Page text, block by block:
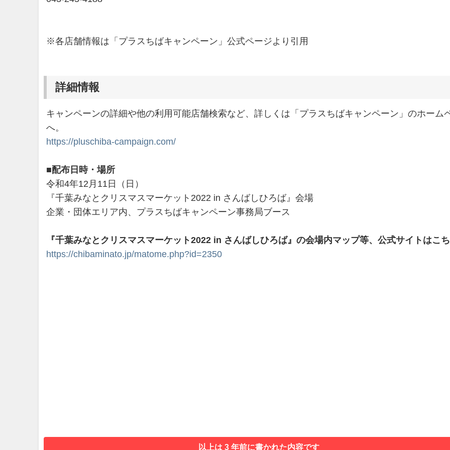
※各店舗情報は「プラスちばキャンペーン」公式ページより引用
詳細情報
キャンペーンの詳細や他の利用可能店舗検索など、詳しくは「プラスちばキャンペーン」のホーム
へ。
https://pluschiba-campaign.com/
■配布日時・場所
令和4年12月11日（日）
『千葉みなとクリスマスマーケット2022 in さんばしひろば』会場
企業・団体エリア内、プラスちばキャンペーン事務局ブース
『千葉みなとクリスマスマーケット2022 in さんばしひろば』の会場内マップ等、公式サイトはこ
https://chibaminato.jp/matome.php?id=2350
以上は 3 年前に書かれた内容です